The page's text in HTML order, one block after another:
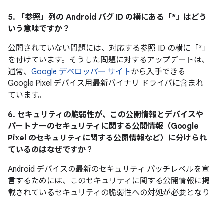
5. 「参照」 列の Android バグ ID の横にある「*」はどう
いう意味ですか？
公開されていない問題には、対応する参照 ID の横に「*」
を付けています。そうした問題に対するアップデートは、
通常、 Google デベロッパー サイトから入手できる
Google Pixel デバイス用最新バイナリ ドライバに含まれ
ています。
6. セキュリティの脆弱性が、この公開情報とデバイスや
パートナーのセキュリティに関する公開情報（Google
Pixel のセキュリティに関する公開情報など）に分けられ
ているのはなぜですか？
Android デバイスの最新のセキュリティ パッチレベルを宣
言するためには、このセキュリティに関する公開情報に掲
載されているセキュリティの脆弱性への対処が必要となり